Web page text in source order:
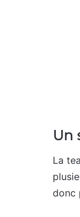
Un
La
donc